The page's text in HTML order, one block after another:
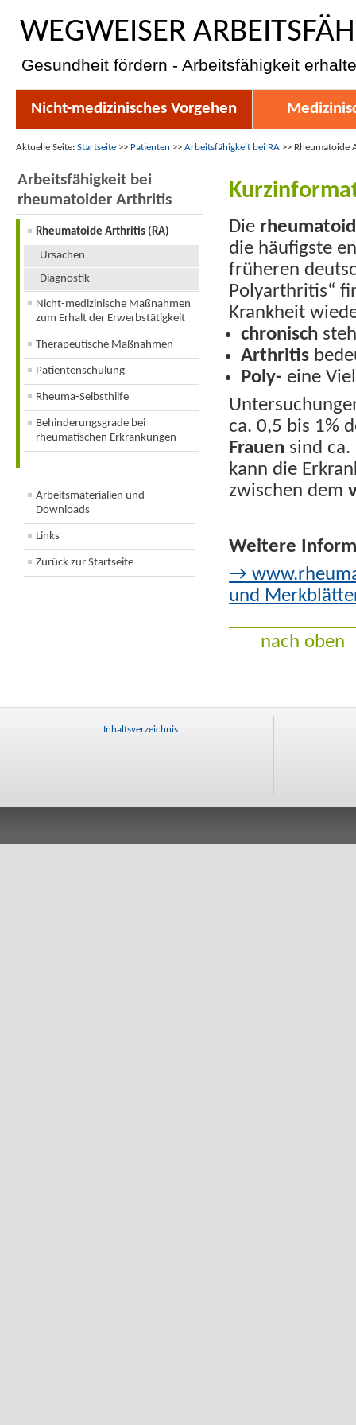
WEGWEISER
Gesundheit fördern - Arbeitsfähigkeit
Nicht-medizinisches Vorgehen
Aktuelle Seite: Startseite >> Patienten >> Arbeitsfähigkeit bei RA >> Rheumatoide
Arbeitsfähigkeit bei
rheumatoider Arthritis
Rheumatoide Arthritis (RA)
Ursachen
Diagnostik
Nicht-medizinische Maßnahmen
zum Erhalt der Erwerbstätigkeit
Therapeutische Maßnahmen
Patientenschulung
Rheuma-Selbsthilfe
Behinderungsgrade bei
rheumatischen Erkrankungen
Arbeitsmaterialien und
Downloads
Links
Zurück zur Startseite
Die
die häufigste
früheren
Polyarthritis“
Krankheit
chronisch
Arthritis
Poly- eine
ca. 0,5 bis 1%
Frauen sind ca.
kann die
zwischen dem
Weitere
→
und
nach oben
Inhaltsverzeichnis